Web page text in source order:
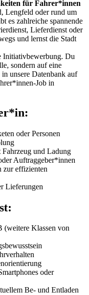
für Fahrer*innen
Lengfeld oder rund um
es zahlreiche spannende
Lieferdienst oder
und lernst die Stadt
Initiativbewerbung. Du
sondern auf eine
unsere Datenbank auf
Job in
oder Personen
und Ladung
Auftraggeber*innen
zur effizienten
Lieferungen
(weitere Klassen von
oder
Be- und Entladen